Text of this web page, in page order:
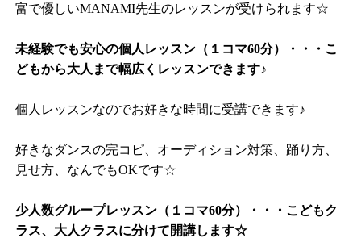
富で優しいMANAMI先生のレッスンが受けられます☆
未経験でも安心の個人レッスン（１コマ60分）・・・こ
どもから大人まで幅広くレッスンできます♪
個人レッスンなのでお好きな時間に受講できます♪
好きなダンスの完コピ、オーディション対策、踊り方、
見せ方、なんでもOKです☆
少人数グループレッスン（１コマ60分）・・・こどもク
ラス、大人クラスに分けて開講します☆